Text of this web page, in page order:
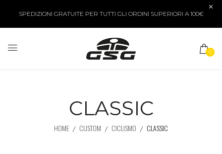
SPEDIZIONI GRATUITE PER TUTTI GLI ORDINI SUPERIORI A 100€
0
CLASSIC
HOME CUSTOM CICLISMO CLASSIC